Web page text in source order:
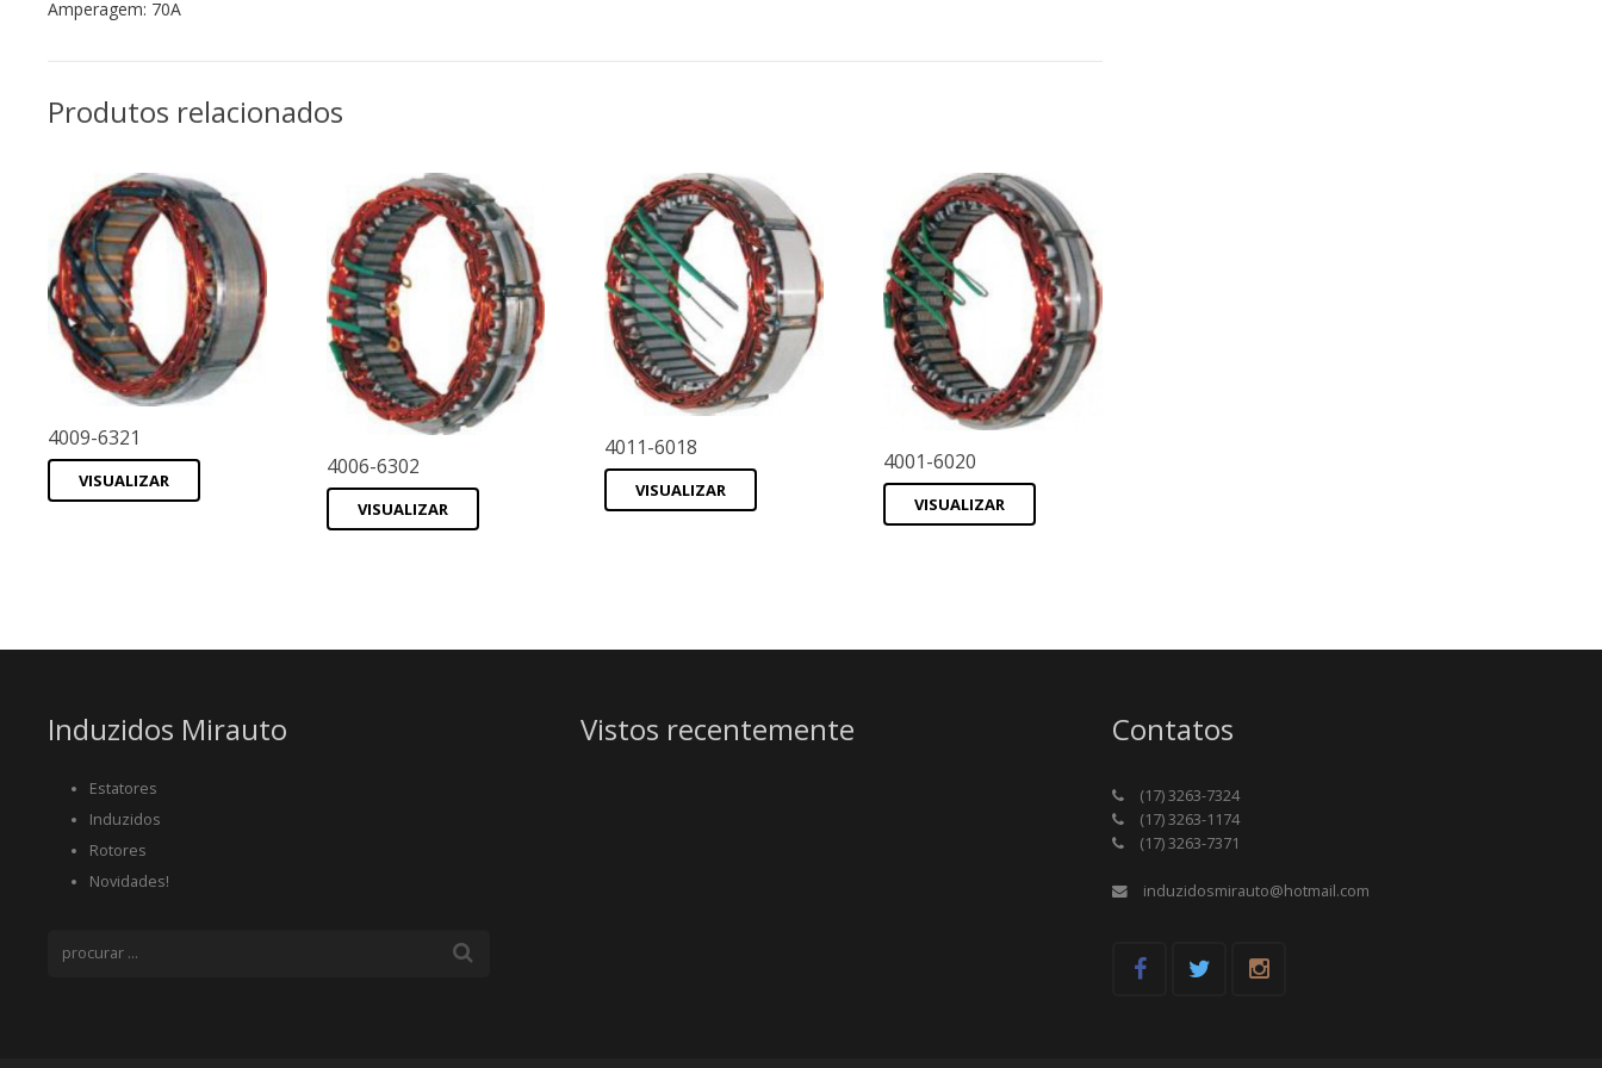
Amperagem: 70A
Produtos relacionados
4009-6321
VISUALIZAR
4006-6302
VISUALIZAR
4011-6018
VISUALIZAR
4001-6020
VISUALIZAR
Induzidos Mirauto
Estatores
Induzidos
Rotores
Novidades!
Vistos recentemente Contatos
(17) 3263-7324
(17) 3263-1174
(17) 3263-7371
induzidosmirauto@hotmail.com